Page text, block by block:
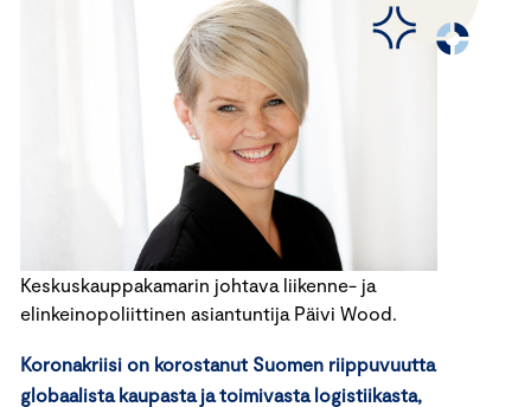
Keskuskauppakamarin johtava liikenne- ja
elinkeinopoliittinen asiantuntija Päivi Wood.
Koronakriisi on korostanut Suomen riippuvuutta
globaalista kaupasta ja toimivasta logistiikasta,